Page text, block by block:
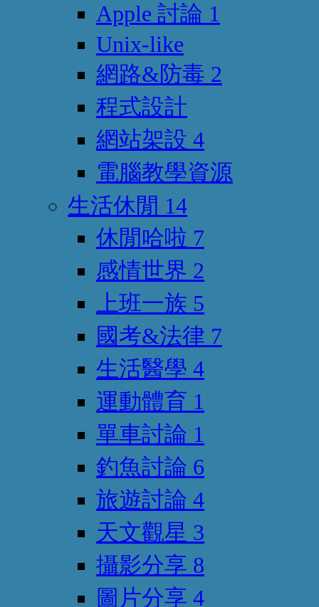
Apple 討論 1
Unix-like
網路&防毒 2
程式設計
網站架設 4
電腦教學資源
生活休閒 14
休閒哈啦 7
感情世界 2
上班一族 5
國考&法律 7
生活醫學 4
運動體育 1
單車討論 1
釣魚討論 6
旅遊討論 4
天文觀星 3
攝影分享 8
圖片分享 4